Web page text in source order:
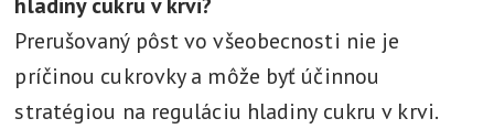
Prerušovaný pôst vo všeobecnosti nie je
príčinou cukrovky a môže byť účinnou
stratégiou na reguláciu hladiny cukru v krvi.